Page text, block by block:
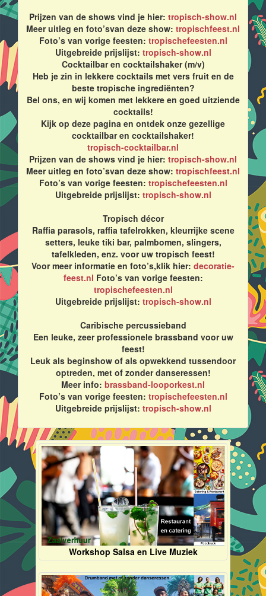
Prijzen van de shows vind je hier: tropisch-show.nl
Meer uitleg en foto’svan deze show: tropischfeest.nl
Foto’s van vorige feesten: tropischefeesten.nl
Uitgebreide prijslijst: tropisch-show.nl
Cocktailbar en cocktailshaker (m/v)
Heb je zin in lekkere cocktails met vers fruit en de
beste tropische ingrediënten?
Bel ons, en wij komen met lekkere en goed uitziende
cocktails!
Kijk op deze pagina en ontdek onze gezellige
cocktailbar en cocktailshaker!
tropisch-cocktailbar.nl
Prijzen van de shows vind je hier: tropisch-show.nl
Meer uitleg en foto’svan deze show: tropischfeest.nl
Foto’s van vorige feesten: tropischefeesten.nl
Uitgebreide prijslijst: tropisch-show.nl
Tropisch décor
Raffia parasols, raffia tafelrokken, kleurrijke scene
setters, leuke tiki bar, palmbomen, slingers,
tafelkleden, enz. voor uw tropisch feest!
Voor meer informatie en foto’s,klik hier: decoratie-
feest.nl Foto’s van vorige feesten:
tropischefeesten.nl
Uitgebreide prijslijst: tropisch-show.nl
Caribische percussieband
Een leuke, zeer professionele brassband voor uw
feest!
Leuk als beginshow of als opwekkend tussendoor
optreden, met of zonder danseressen!
Meer info: brassband-looporkest.nl
Foto’s van vorige feesten: tropischefeesten.nl
Uitgebreide prijslijst: tropisch-show.nl
Workshop Salsa en Live Muziek